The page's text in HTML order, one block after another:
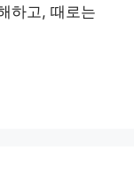
하고, 때로는